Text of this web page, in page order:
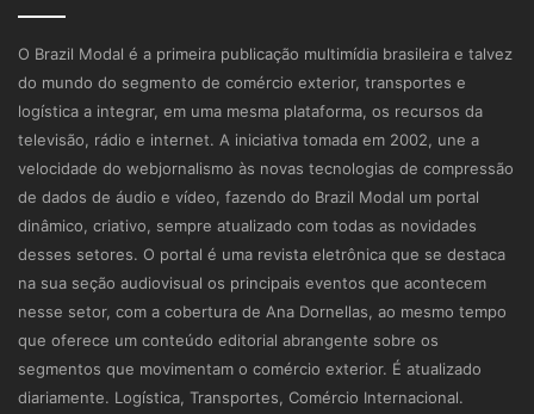
O Brazil Modal é a primeira publicação multimídia brasileira e talvez
do mundo do segmento de comércio exterior, transportes e
logística a integrar, em uma mesma plataforma, os recursos da
televisão, rádio e internet. A iniciativa tomada em 2002, une a
velocidade do webjornalismo às novas tecnologias de compressão
de dados de áudio e vídeo, fazendo do Brazil Modal um portal
dinâmico, criativo, sempre atualizado com todas as novidades
desses setores. O portal é uma revista eletrônica que se destaca
na sua seção audiovisual os principais eventos que acontecem
nesse setor, com a cobertura de Ana Dornellas, ao mesmo tempo
que oferece um conteúdo editorial abrangente sobre os
segmentos que movimentam o comércio exterior. É atualizado
diariamente. Logística, Transportes, Comércio Internacional.